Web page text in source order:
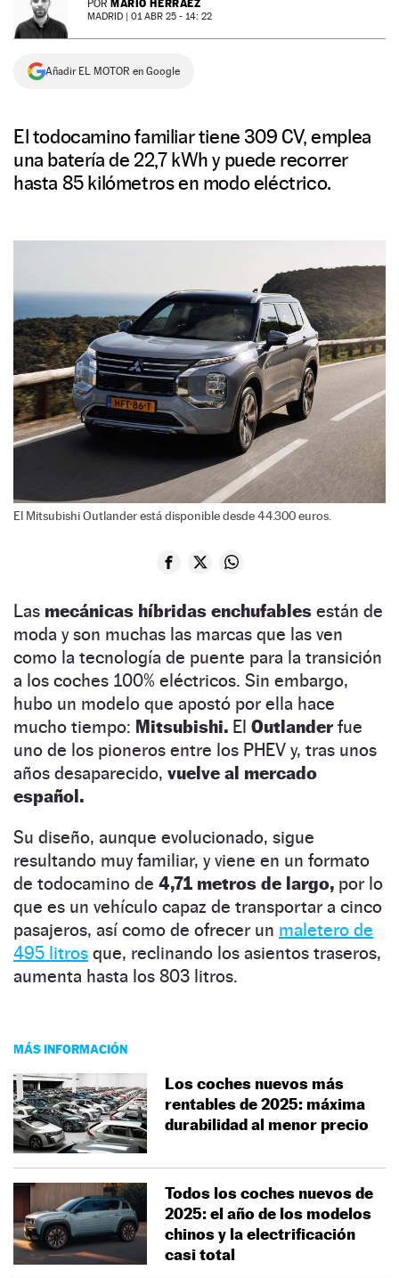
NEWSLETTER
SÍGUENOS
POR MARIO HERRÁEZ
MADRID | 01 ABR 25 - 14: 22
Añadir EL MOTOR en Google
El todocamino familiar tiene 309 CV, emplea
una batería de 22,7 kWh y puede recorrer
hasta 85 kilómetros en modo eléctrico.
El Mitsubishi Outlander está disponible desde 44.300 euros.
Las mecánicas híbridas enchufables están de
moda y son muchas las marcas que las ven
como la tecnología de puente para la transición
a los coches 100% eléctricos. Sin embargo,
hubo un modelo que apostó por ella hace
mucho tiempo: Mitsubishi. El Outlanderfue
uno de los pioneros entre los PHEV y, tras unos
años desaparecido, vuelve al mercado
español.
Su diseño, aunque evolucionado, sigue
resultando muy familiar, y viene en un formato
de todocamino de 4,71 metros de largo, por lo
que es un vehículo capaz de transportar a cinco
pasajeros, así como de ofrecer un maletero de
495 litros que, reclinando los asientos traseros,
aumenta hasta los 803 litros.
MÁS INFORMACIÓN
Los coches nuevos más
rentables de 2025: máxima
durabilidad al menor precio
Todos los coches nuevos de
2025: el año de los modelos
chinos y la electrificación
casi total